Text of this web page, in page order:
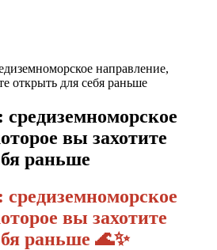
направление,
открыть для себя раньше
вы захотите
раньше
вы захотите
раньше 🌊✨